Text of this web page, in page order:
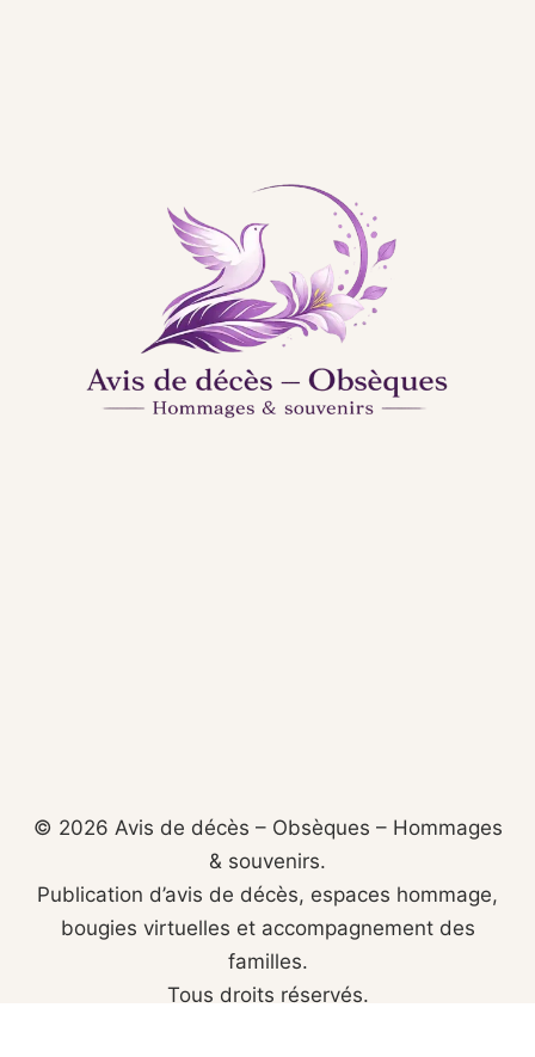
© 2026 Avis de décès – Obsèques – Hommages
& souvenirs.
Publication d’avis de décès, espaces hommage,
bougies virtuelles et accompagnement des
familles.
Tous droits réservés.